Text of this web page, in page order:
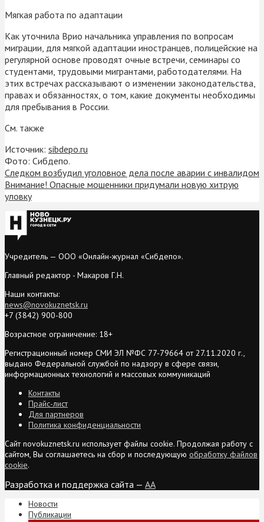
Мягкая работа по адаптации
Как уточнила Врио начальника управления по вопросам
миграции, для мягкой адаптации иностранцев, полицейские на
регулярной основе проводят очные встречи, семинары со
студентами, трудовыми мигрантами, работодателями. На
этих встречах рассказывают о изменении законодательства,
правах и обязанностях, о том, какие документы необходимы
для пребывания в России.
См. также
Источник: sibdepo.ru
Фото: Сибдепо.
Следком возбудил уголовное дела после аварии с инвалидом
Внимание! Опасные мошенники придумали новую хитрую
уловку
Учредитель — ООО «Онлайн-журнал «Сибдепо».
Главный редактор - Макаров Г.Н.
Наши контакты:
news@novokuznetsk.ru
+7 (3842) 900-800
Возрастное ограничение: 18+
Регистрационный номер СМИ ЭЛ №ФС 77-79664 от 27.11.2020 г.,
выдано Федеральной службой по надзору в сфере связи,
информационных технологий и массовых коммуникаций
Контакты
Прайс-лист
Для партнеров
Политика конфиденциальности
Сайт novokuznetsk.ru использует файлы cookie. Продолжая работу с
сайтом, Вы соглашаетесь на сбор и последующую обработку файлов
cookie.
Разработка и поддержка сайта — AA
Новости
Публикации